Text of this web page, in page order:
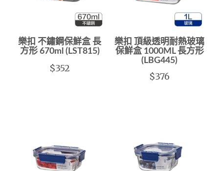
樂扣 不鏽鋼保鮮盒 長
方形 670ml (LST815)
$352
樂扣 頂級透明耐熱玻璃
保鮮盒 1000ML 長方形
(LBG445)
$376